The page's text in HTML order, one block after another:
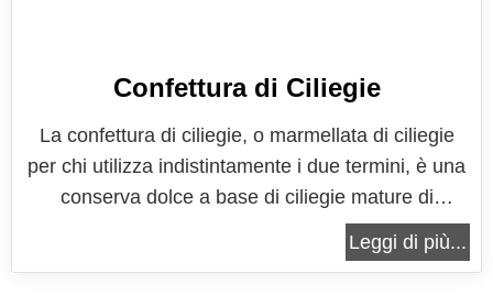
Confettura di Ciliegie
La confettura di ciliegie, o marmellata di ciliegie
per chi utilizza indistintamente i due termini, è una
conserva dolce a base di ciliegie mature di
stagione, che vi permetterà di sfruttare al meglio
questo delizioso frutto. Con la vostra confettura
Leggi di più...